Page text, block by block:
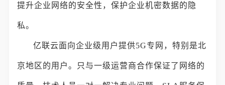
提升企业网络的安全性，保护企业机密数据的隐
私。
亿联云面向企业级用户提供5G专网，特别是北
京地区的用户。只与一级运营商合作保证了网络的